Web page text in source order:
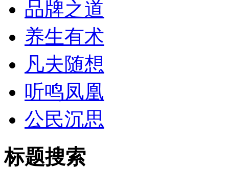
品牌之道
养生有术
凡夫随想
听鸣凤凰
公民沉思
标题搜索